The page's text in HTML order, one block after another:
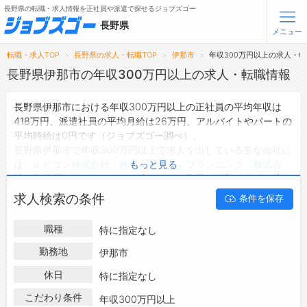
無料会員登録 ログイン
メニュー
トップ
タップで簡単に求人を探す
【初めての方へ】
長野県の求人検索で選ばれる理由
転職支援サービス
長野県の転職・求人情報を正社員や派遣で探せるジョブズゴー
長野県
メニュー
転職・求人TOP 長野県の求人・転職TOP 伊那市 年収300万円以上の求人・
長野県伊那市の年収300万円以上の求人・転職情報
長野県伊那市における年収300万円以上の正社員の平均年収は
418万円、派遣社員の平均月給は26万円、アルバイトやパートの
平均時給は0円です（ジョブズゴー調べ）。
株式会社アド・プランニング
社 根津製作所などがあり、未経験や短期等ご希望の条件で絞り
込みができます。
長野県伊那市の地域密着型の求人サイトであるジョブズゴーでは
長野県伊那市の求人情報を255件取り扱っており、そのうち
員の求人は229件、 派遣社員の求人
の求人は0件です。
第二新卒から50代・60代以上の方の再就職も可能です。 長野県
伊那市で年収300万円以上の求人・転職情報を探している方は、
もっと見る
求人検索の条件 条件を保存
職種
特に指定なし
勤務地
伊那市
休日
特に指定なし
こだわり条件
年収300万円以上